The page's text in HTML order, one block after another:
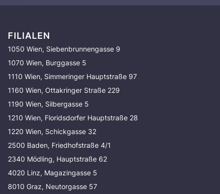
FILIALEN
1050 Wien, Siebenbrunnengasse 9
1070 Wien, Burggasse 5
1110 Wien, Simmeringer Hauptstraße 97
1160 Wien, Ottakringer Straße 229
1190 Wien, Silbergasse 5
1210 Wien, Floridsdorfer Hauptstraße 28
1220 Wien, Schickgasse 32
2500 Baden, Friedhofstraße 4/1
2340 Mödling, Hauptstraße 62
4020 Linz, Magazingasse 5
8010 Graz, Neutorgasse 57